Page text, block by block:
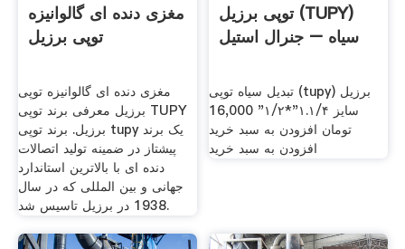
مغزی دنده ای گالوانیزه
توپی برزیل
مغزی دنده ای گالوانیزه توپی
برزیل معرفی برند توپی TUPY
برزیل. برند توپی tupy یک برند
پیشتاز در ضمینه تولید اتصالات
دنده ای با بالاترین استاندارد
جهانی و بین المللی که در سال
1938 در برزیل تاسیس شد.
توپی برزیل (TUPY)
سیاه – جنرال استیل
تبدیل سیاه توپی (tupy) برزیل
سایز ۱.۱/۴"*۱/۲" 16,000
تومان افزودن به سبد خرید
افزودن به سبد خرید